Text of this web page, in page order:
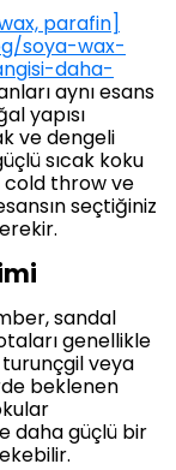
parafin]
soya-wax-
daha-
aynı esans
yapısı
ve dengeli
sıcak koku
cold throw ve
seçtiğiniz
sandal
genellikle
veya
beklenen
daha güçlü bir